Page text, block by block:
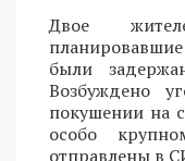
Двое
были
Возбуждено
покушении на
особо
отправлены в